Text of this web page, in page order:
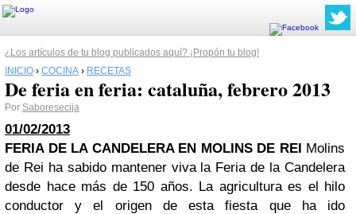
¿Los artículos de tu blog publicados aquí? ¡Propón tu blog!
INICIO › COCINA › RECETAS
De feria en feria: cataluña, febrero 2013
Por Saboresecija
01/02/2013
FERIA DE LA CANDELERA EN MOLINS DE REI Molins
de Rei ha sabido mantener viva la Feria de la Candelera
desde hace más de 150 años. La agricultura es el hilo
conductor y el origen de esta fiesta que ha ido